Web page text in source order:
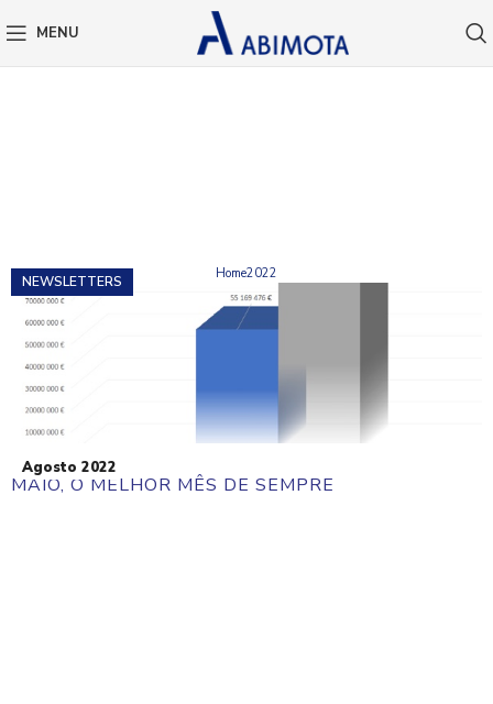
MENU
Home2022
Agosto 2022
NEWSLETTERS
MAIO, O MELHOR MÊS DE SEMPRE